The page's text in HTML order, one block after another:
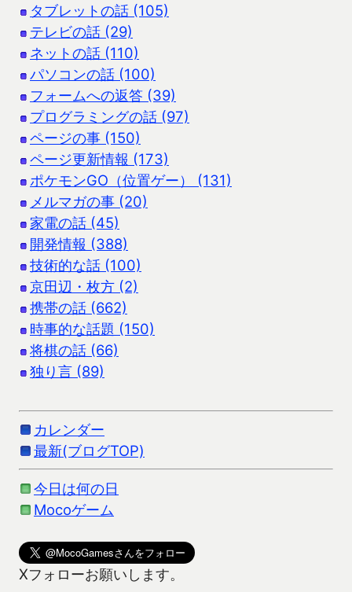
タブレットの話 (105)
テレビの話 (29)
ネットの話 (110)
パソコンの話 (100)
フォームへの返答 (39)
プログラミングの話 (97)
ページの事 (150)
ページ更新情報 (173)
ポケモンGO（位置ゲー） (131)
メルマガの事 (20)
家電の話 (45)
開発情報 (388)
技術的な話 (100)
京田辺・枚方 (2)
携帯の話 (662)
時事的な話題 (150)
将棋の話 (66)
独り言 (89)
カレンダー
最新(ブログTOP)
今日は何の日
Mocoゲーム
Xフォローお願いします。